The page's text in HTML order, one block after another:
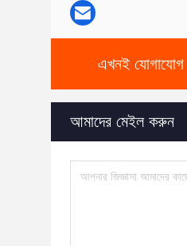
এখনই
আমাদের মেইল করুন